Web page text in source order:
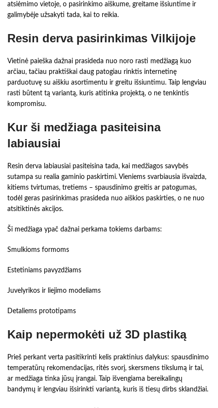
atsiėmimo vietoje, o pasirinkimo aiškume, greitame išsiuntime ir
galimybėje užsakyti tada, kai to reikia.
Resin derva pasirinkimas Vilkijoje
Vietinė paieška dažnai prasideda nuo noro rasti medžiagą kuo
arčiau, tačiau praktiškai daug patogiau rinktis internetinę
parduotuvę su aiškiu asortimentu ir greitu išsiuntimu. Taip lengviau
rasti būtent tą variantą, kuris atitinka projektą, o ne tenkintis
kompromisu.
Kur ši medžiaga pasiteisina
labiausiai
Resin derva labiausiai pasiteisina tada, kai medžiagos savybės
sutampa su realia gaminio paskirtimi. Vieniems svarbiausia išvaizda,
kitiems tvirtumas, tretiems – spausdinimo greitis ar patogumas,
todėl geras pasirinkimas prasideda nuo aiškios paskirties, o ne nuo
atsitiktinės akcijos.
Ši medžiaga ypač dažnai perkama tokiems darbams:
Smulkioms formoms
Estetiniams pavyzdžiams
Juvelyrikos ir liejimo modeliams
Detaliems prototipams
Kaip nepermokėti už 3D plastiką
Prieš perkant verta pasitikrinti kelis praktinius dalykus: spausdinimo
temperatūrų rekomendacijas, ritės svorį, skersmens tikslumą ir tai,
ar medžiaga tinka jūsų įrangai. Taip išvengiama bereikalingų
bandymų ir lengviau išsirinkti variantą, kuris iš tiesų dirbs sklandžiai.